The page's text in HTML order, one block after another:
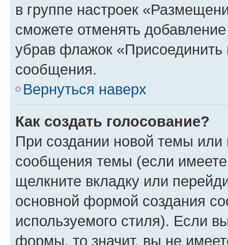
в группе настроек
сможете отменять
убрав флажок
сообщения.
Вернуться наверх
Как создать голосование?
При создании новой темы или
сообщения темы (если
щелкните вкладку или
основной формой создания
используемого стиля). Если
формы, то значит, вы не